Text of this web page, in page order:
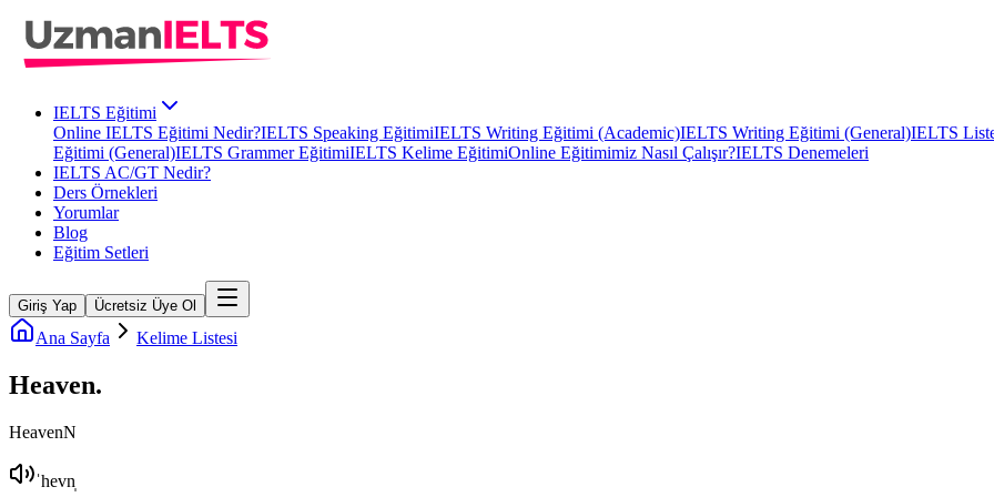
IELTS Eğitimi
Online IELTS Eğitimi Nedir?IELTS Speaking EğitimiIELTS Writing Eğitimi (Academic)IELTS Writing Eğitimi (General)IELTS
Eğitimi (General)IELTS Grammer EğitimiIELTS Kelime EğitimiOnline Eğitimimiz Nasıl Çalışır?IELTS Denemeleri
IELTS AC/GT Nedir?
Ders Örnekleri
Yorumlar
Blog
Eğitim Setleri
Giriş Yap Ücretsiz Üye Ol
Ana Sayfa Kelime Listesi
Heaven.
HeavenN
ˈhevn̩